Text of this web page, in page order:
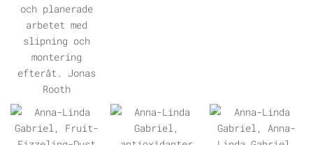
ÖPPNA GALLERI